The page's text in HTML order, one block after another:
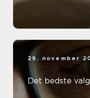
29. november
Det bedste